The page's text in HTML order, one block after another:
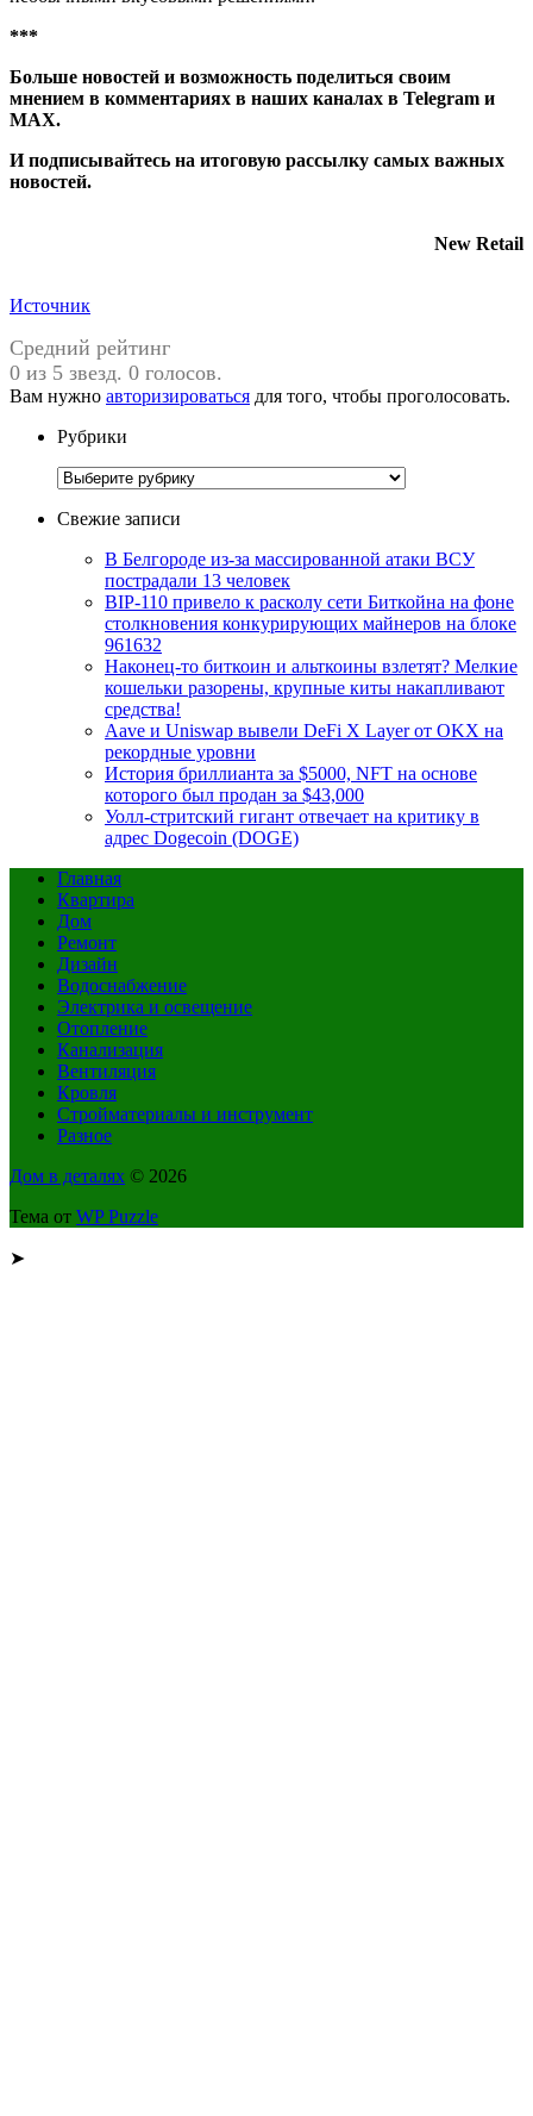
***
Больше новостей и возможность поделиться своим
мнением в комментариях в наших каналах в Telegram и
MAX.
Иподписывайтесь на итоговую рассылку самых важных
новостей.
New Retail
Источник
Средний рейтинг
0 из 5 звезд. 0 голосов.
Вам нужно авторизироваться для того, чтобы проголосовать.
Рубрики
Рубрики
Свежие записи
В Белгороде из-за массированной атаки ВСУ
пострадали 13 человек
BIP-110 привело к расколу сети Биткойна на фоне
столкновения конкурирующих майнеров на блоке
961632
Наконец-то биткоин и альткоины взлетят? Мелкие
кошельки разорены, крупные киты накапливают
средства!
Aave и Uniswap вывели DeFi X Layer от OKX на
рекордные уровни
История бриллианта за $5000, NFT на основе
которого был продан за $43,000
Уолл-стритский гигант отвечает на критику в
адрес Dogecoin (DOGE)
Главная
Квартира
Дом
Ремонт
Дизайн
Водоснабжение
Электрика и освещение
Отопление
Канализация
Вентиляция
Кровля
Стройматериалы и инструмент
Разное
Дом в деталях © 2026
Тема от WP Puzzle
➤